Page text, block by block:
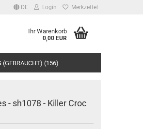
DE Login Merkzettel
Ihr Warenkorb
0,00 EUR
(GEBRAUCHT) (156)
- sh1078 - Killer Croc